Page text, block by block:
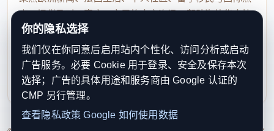
点，提供及时、真实、实用的中文资讯，帮助海外华人快
速了解欧洲动态。
contact@xinouzhou.com
服务支持、版权与合作：工作日优先处理站务、投稿与权
利通知
你的隐私选择
我们仅在你同意后启用站内个性化、访问分析或启动
广告服务。必要 Cookie 用于登录、安全及保存本次
选择；广告的具体用途和服务商由 Google 认证的
CMP 另行管理。
查看隐私政策 Google 如何使用数据